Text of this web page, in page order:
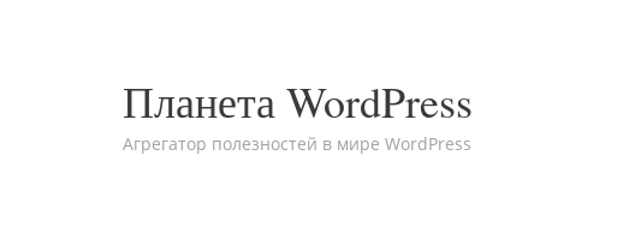
Планета WordPress
Агрегатор полезностей в мире WordPress